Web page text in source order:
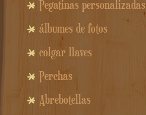
Pegatinas personalizadas
álbumes de fotos
colgar llaves
Perchas
Abrebotellas